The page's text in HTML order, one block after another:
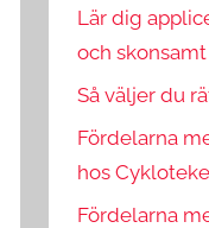
Lär dig
och skonsamt
Så väljer du
Fördelarna
hos
Fördelarna